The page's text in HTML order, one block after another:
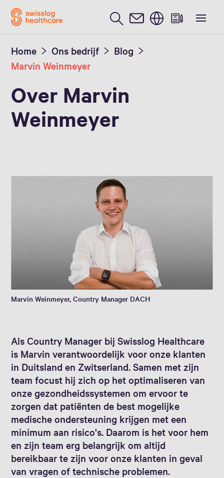
Nederlands / Dutch
Home Ons bedrijf
Blog
Marvin Weinmeyer
Over Marvin
Weinmeyer
Marvin Weinmeyer, Country Manager DACH
Als Country Manager bij Swisslog Healthcare
is Marvin verantwoordelijk voor onze klanten
in Duitsland en Zwitserland. Samen met zijn
team focust hij zich op het optimaliseren van
onze gezondheidssystemen om ervoor te
zorgen dat patiënten de best mogelijke
medische ondersteuning krijgen met een
minimum aan risico's. Daarom is het voor hem
en zijn team erg belangrijk om altijd
bereikbaar te zijn voor onze klanten in geval
van vragen of technische problemen.